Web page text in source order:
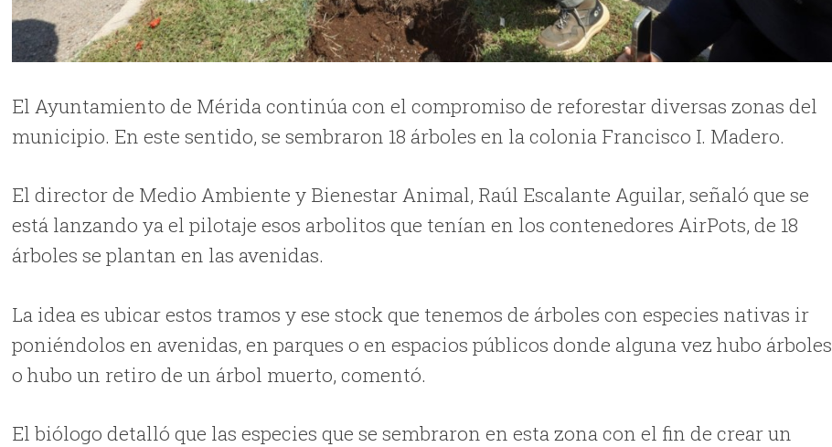
El Ayuntamiento de Mérida continúa con el compromiso de reforestar diversas zonas del
municipio. En este sentido, se sembraron 18 árboles en la colonia Francisco I. Madero.
El director de Medio Ambiente y Bienestar Animal, Raúl Escalante Aguilar, señaló que se
está lanzando ya el pilotaje esos arbolitos que tenían en los contenedores AirPots, de 18
árboles se plantan en las avenidas.
La idea es ubicar estos tramos y ese stock que tenemos de árboles con especies nativas ir
poniéndolos en avenidas, en parques o en espacios públicos donde alguna vez hubo árboles
o hubo un retiro de un árbol muerto, comentó.
El biólogo detalló que las especies que se sembraron en esta zona con el fin de crear un